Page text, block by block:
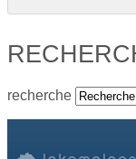
recherche